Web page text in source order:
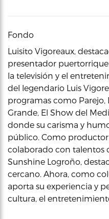
Fondo
Luisito Vigoreaux,
presentador
la televisión y el
del legendario Luis
programas como Parejo,
Grande, El Show del
donde su carisma y
público. Como
colaborado con talentos
Sunshine Logroño,
cercano. Ahora, como
aporta su experiencia y
cultura, el